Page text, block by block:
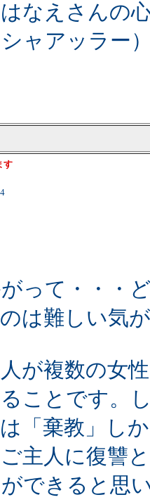
なえさんの
ャアッラー
す
って・・・
は難しい気
が複数の女
ことです。
「棄教」し
主人に復讐
できると思